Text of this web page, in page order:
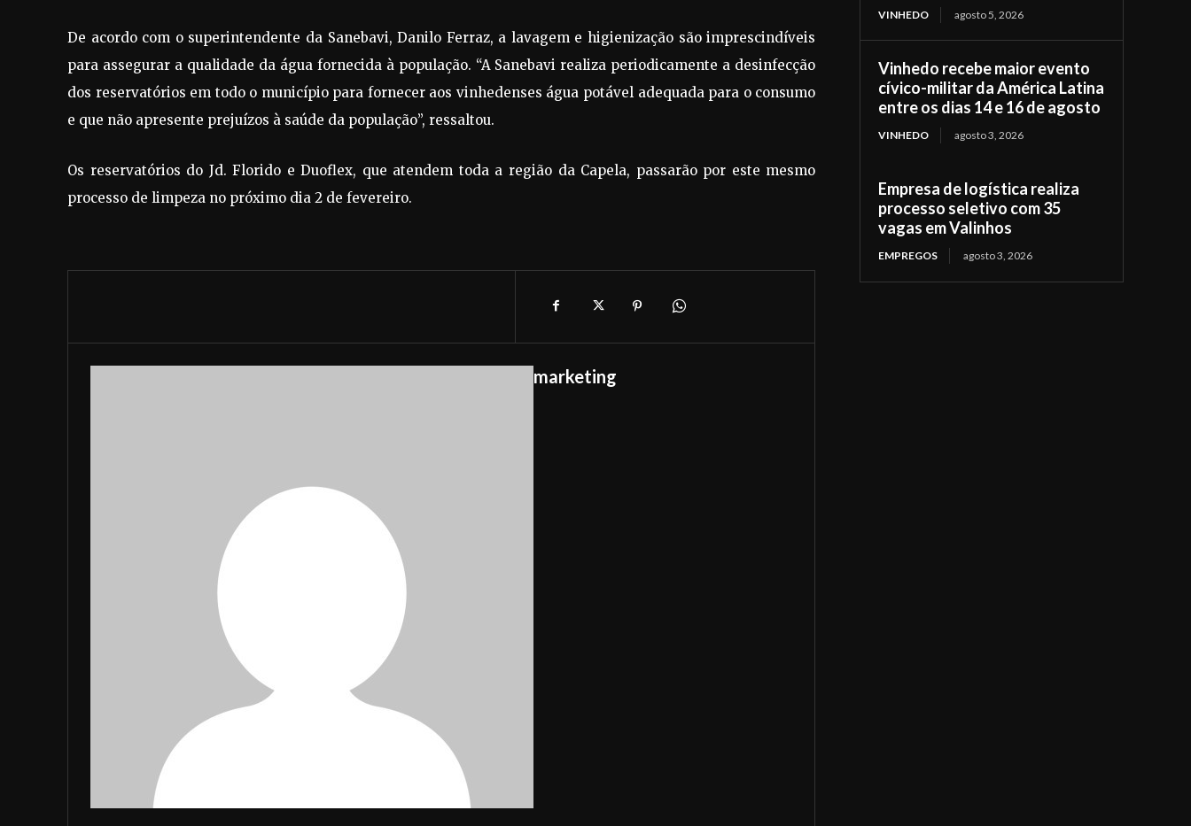
De acordo com o superintendente da Sanebavi, Danilo Ferraz, a lavagem e higienização são imprescindíveis
para assegurar a qualidade da água fornecida à população. “A Sanebavi realiza periodicamente a desinfecção
dos reservatórios em todo o município para fornecer aos vinhedenses água potável adequada para o consumo
e que não apresente prejuízos à saúde da população”, ressaltou.
Os reservatórios do Jd. Florido e Duoflex, que atendem toda a região da Capela, passarão por este mesmo
processo de limpeza no próximo dia 2 de fevereiro.
marketing
VINHEDO agosto 5, 2026
Vinhedo recebe maior evento
cívico-militar da América Latina
entre os dias 14 e 16 de agosto
VINHEDO agosto 3, 2026
Empresa de logística realiza
processo seletivo com 35
vagas em Valinhos
EMPREGOS agosto 3, 2026